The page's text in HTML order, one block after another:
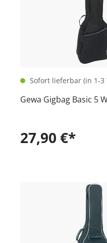
Sofort lieferbar (in 1-3
Gewa Gigbag Basic 5
27,90 €*